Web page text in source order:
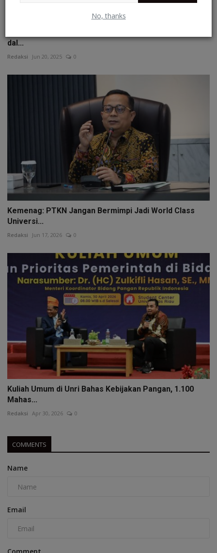
No, thanks
dal...
Redaksi Jun 20, 2025 0
Kemenag: PTKN Jangan Bermimpi Jadi World Class
Universi...
Redaksi Jun 17, 2026 0
Kuliah Umum di Unri Bahas Kebijakan Pangan, 1.100
Mahas...
Redaksi Apr 30, 2026 0
COMMENTS
Name
Email